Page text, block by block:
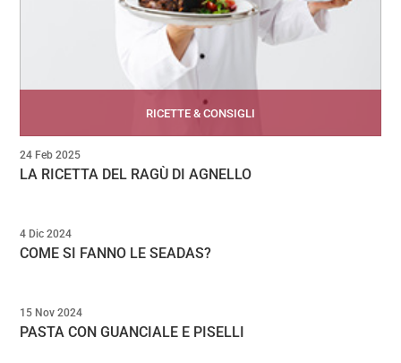
RICETTE & CONSIGLI
LA RICETTA DEL RAGÙ DI AGNELLO
24 Feb 2025
COME SI FANNO LE SEADAS?
4 Dic 2024
PASTA CON GUANCIALE E PISELLI
15 Nov 2024